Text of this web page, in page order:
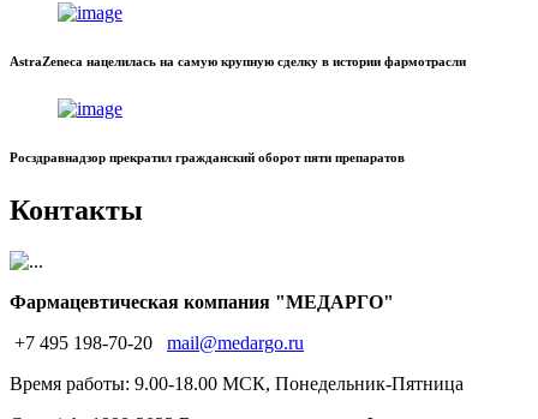
AstraZeneca нацелилась на самую крупную сделку в истории фармотрасли
Росздравнадзор прекратил гражданский оборот пяти препаратов
Контакты
Фармацевтическая компания "МЕДАРГО"
+7 495 198-70-20
mail@medargo.ru
Время работы: 9.00-18.00 МСК, Понедельник-Пятница